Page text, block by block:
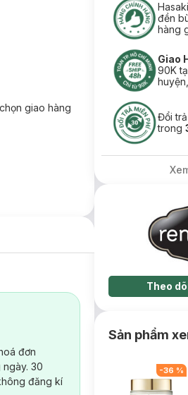
giao hàng
đơn
30
đăng kí
đền
hàng
Giao
90K
Đổi trả
trong
Theo
Sản phẩm
-36 %